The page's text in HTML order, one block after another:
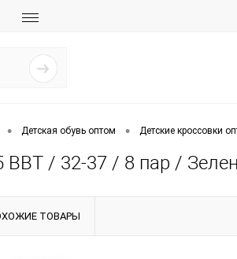
• Детская обувь оптом • Детские кроссовки
BBT / 32-37 / 8 пар /
ТОВАРЫ